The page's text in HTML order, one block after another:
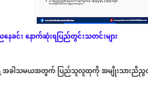
ေခင်းနောက်ဆုံးရပြည်တွင်းသတင်းများ
အခါသမယအတွက်ပြည်သူလူထုကိုအမျိုးသားညီညွ